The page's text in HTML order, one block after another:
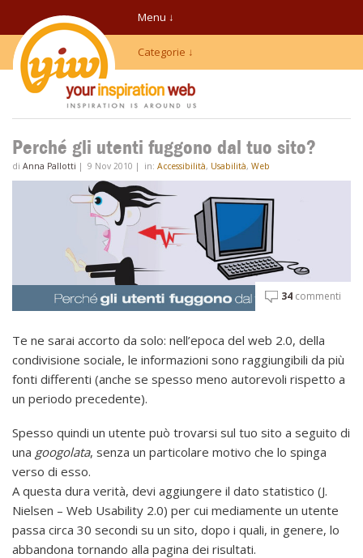
Menu ↓
Categorie ↓
Perché gli utenti fuggono dal tuo sito?
di Anna Pallotti | 9 Nov 2010 | in: Accessibilità, Usabilità, Web
34 commenti
Te ne sarai accorto da solo: nell’epoca del web 2.0, della
condivisione sociale, le informazioni sono raggiungibili da più
fonti differenti (anche se spesso meno autorevoli rispetto a
un periodo precedente).
Spesso quindi un utente può trovarsi sul tuo sito a seguito di
una googolata, senza un particolare motivo che lo spinga
verso di esso.
A questa dura verità, devi aggiungere il dato statistico (J.
Nielsen – Web Usability 2.0) per cui mediamente un utente
passa circa 30 secondi su un sito, dopo i quali, in genere, lo
abbandona tornando alla pagina dei risultati.